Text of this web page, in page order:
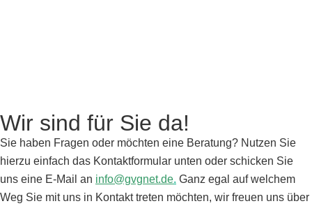
Wir sind für Sie da!
Sie haben Fragen oder möchten eine Beratung? Nutzen Sie
hierzu einfach das Kontaktformular unten oder schicken Sie
uns eine E-Mail an info@gvgnet.de. Ganz egal auf welchem
Weg Sie mit uns in Kontakt treten möchten, wir freuen uns über